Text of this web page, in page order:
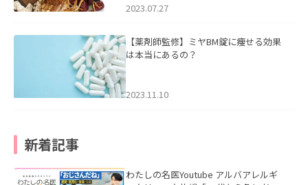
2023.07.27
【薬剤師監修】ミヤBM錠に痩せる効果
は本当にあるの？
2023.11.10
新着記事
わたしの名医Youtube アルバアレルギ